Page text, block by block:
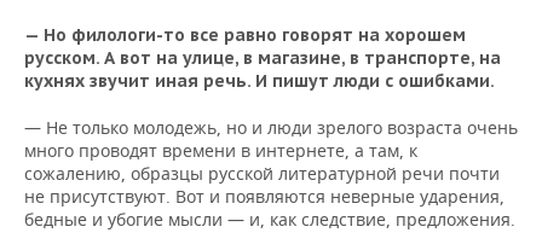
— Но филологи-то все равно говорят на хорошем
русском. А вот на улице, в магазине, в транспорте, на
кухнях звучит иная речь. И пишут люди с ошибками.
— Не только молодежь, но и люди зрелого возраста очень
много проводят времени в интернете, а там, к
сожалению, образцы русской литературной речи почти
не присутствуют. Вот и появляются неверные ударения,
бедные и убогие мысли — и, как следствие, предложения.